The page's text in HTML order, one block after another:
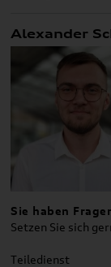
Alexander
Sie haben
Setzen Sie sich
Teiledienst